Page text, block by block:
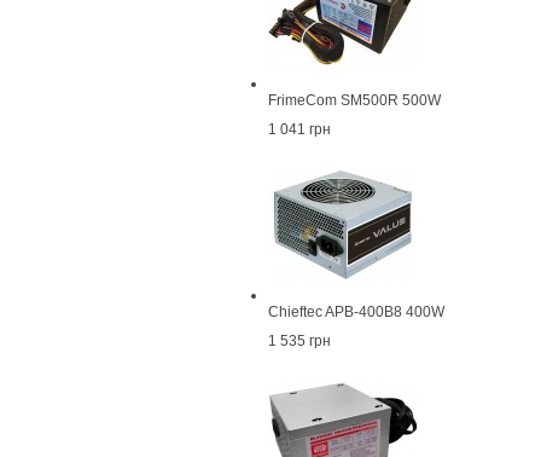
FrimeCom SM500R 500W
1 041 грн
Chieftec APB-400B8 400W
1 535 грн